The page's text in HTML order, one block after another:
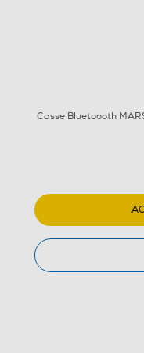
Casse Bluetoooth